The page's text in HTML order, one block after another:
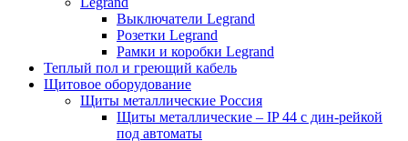
Выключатели Legrand
Розетки Legrand
Рамки и коробки Legrand
Теплый пол и греющий кабель
Щитовое оборудование
Щиты металлические Россия
Щиты металлические – IP 44 с дин-рейкой
под автоматы